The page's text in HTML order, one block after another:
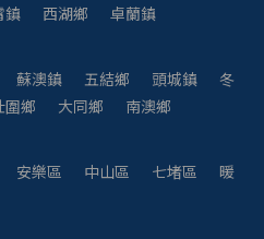
鎮 西湖鄉
卓蘭鎮
蘇澳鎮 五結鄉 頭城鎮
冬
圍鄉 大同鄉
南澳鄉
安樂區 中山區 七堵區
暖